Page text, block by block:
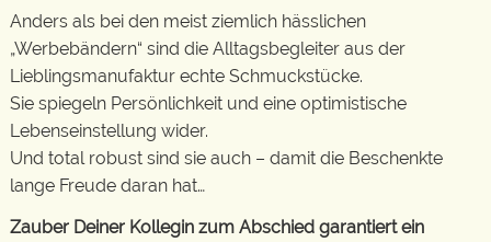
Anders als bei den meist ziemlich hässlichen
„Werbebändern“ sind die Alltagsbegleiter aus der
Lieblingsmanufaktur echte Schmuckstücke.
Sie spiegeln Persönlichkeit und eine optimistische
Lebenseinstellung wider.
Und total robust sind sie auch – damit die Beschenkte
lange Freude daran hat…
Zauber Deiner Kollegin zum Abschied garantiert ein